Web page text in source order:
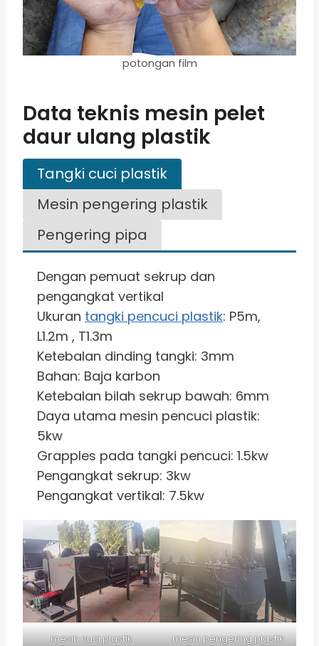
potongan film
Data teknis mesin pelet
daur ulang plastik
Tangki cuci plastik
Mesin pengering plastik
Pengering pipa
Dengan pemuat sekrup dan
pengangkat vertikal
Ukuran tangki pencuci plastik: P5m,
L1.2m , T1.3m
Ketebalan dinding tangki: 3mm
Bahan: Baja karbon
Ketebalan bilah sekrup bawah: 6mm
Daya utama mesin pencuci plastik:
5kw
Grapples pada tangki pencuci: 1.5kw
Pengangkat sekrup: 3kw
Pengangkat vertikal: 7.5kw
mesin cuci plastik mesin pengering plastik